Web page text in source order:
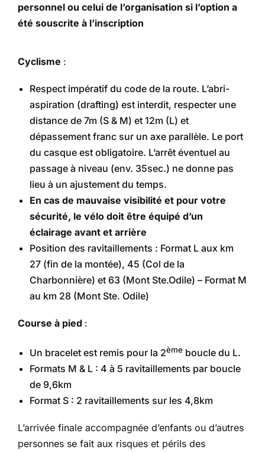
personnel ou celui de l’organisation si l’option a
été souscrite à l’inscription
Cyclisme :
Respect impératif du code de la route. L’abri-
aspiration (drafting) est interdit, respecter une
distance de 7m (S & M) et 12m (L) et
dépassement franc sur un axe parallèle. Le port
du casque est obligatoire. L’arrêt éventuel au
passage à niveau (env. 35sec.) ne donne pas
lieu à un ajustement du temps.
En cas de mauvaise visibilité et pour votre
sécurité, le vélo doit être équipé d’un
éclairage avant et arrière
Position des ravitaillements : Format L aux km
27 (fin de la montée), 45 (Col de la
Charbonnière) et 63 (Mont Ste.Odile) – Format M
au km 28 (Mont Ste. Odile)
Course à pied :
Un bracelet est remis pour la 2ème boucle du L.
Formats M & L : 4 à 5 ravitaillements par boucle
de 9,6km
Format S : 2 ravitaillements sur les 4,8km
L’arrivée finale accompagnée d’enfants ou d’autres
personnes se fait aux risques et périls des